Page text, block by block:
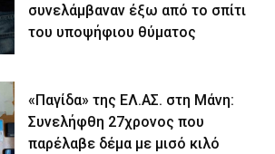
συνελάμβαναν έξω από το σπίτι
του υποψήφιου θύματος
«Παγίδα» της ΕΛ.ΑΣ. στη Μάνη:
Συνελήφθη 27χρονος που
παρέλαβε δέμα με μισό κιλό